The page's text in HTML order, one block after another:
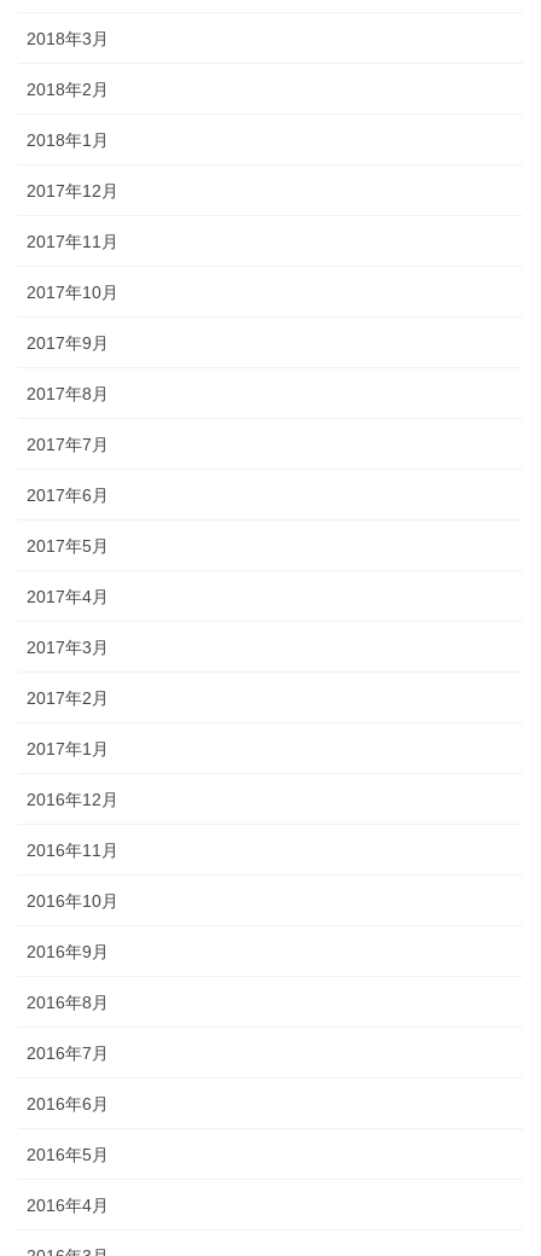
2018年3月
2018年2月
2018年1月
2017年12月
2017年11月
2017年10月
2017年9月
2017年8月
2017年7月
2017年6月
2017年5月
2017年4月
2017年3月
2017年2月
2017年1月
2016年12月
2016年11月
2016年10月
2016年9月
2016年8月
2016年7月
2016年6月
2016年5月
2016年4月